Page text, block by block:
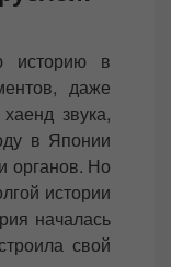
историю в
даже
звука,
в Японии
органов. Но
истории
началась
свой